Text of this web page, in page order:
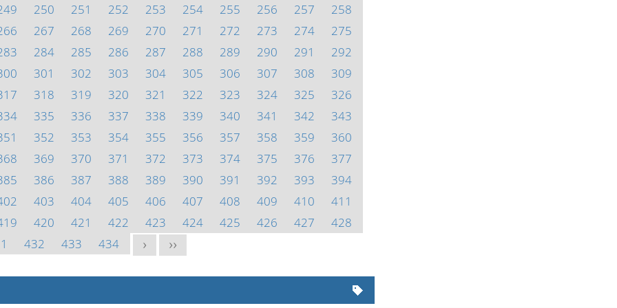
250 251 252 253 254 255 256 257
258
267 268 269 270 271 272 273 274
275
284 285 286 287 288 289 290 291
292
301 302 303 304 305 306 307 308
309
318 319 320 321 322 323 324 325
326
335 336 337 338 339 340 341 342
343
352 353 354 355 356 357 358 359
360
369 370 371 372 373 374 375 376
377
386 387 388 389 390 391 392 393
394
403 404 405 406 407 408 409 410
411
420 421 422 423 424 425 426 427
428
432 433 434 > >>